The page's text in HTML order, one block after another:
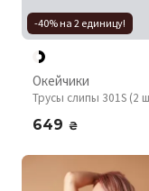
-40% на 2 единицу!
Окейчики
Трусы слипы 301S (2
649 ₴